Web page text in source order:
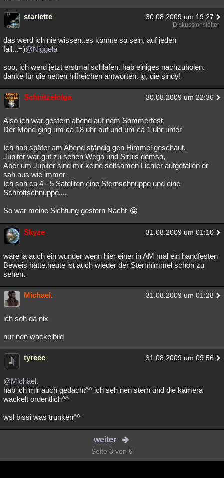
starlette 30.08.2009 um 19:27
Diskussionsleiter
das werd ich nie wissen..es könnte so sein, auf jeden
fall...=)@Niggela
soo, ich werd jetzt erstmal schlafen. hab einiges nachzuholen.
danke für die netten hilfreichen antworten. lg, die sindy!
Schnitzelolga 30.08.2009 um 22:36
Also ich war gestern abend auf nem Sommerfest
Der Mond ging um ca 18 uhr auf und um ca 1 uhr unter
Ich hab später am Abend ständig gen Himmel geschaut.
Jupiter war gut zu sehen Wega und Siruis demso,
Aber um Jupiter sind mir keine seltsamen Lichter aufgefallen er
sah aus wie immer
Ich sah ca 4 - 5 Sateliten eine Sternschnuppe und eine
Schrottschnuppe....
So war meine Sichtung gestern Nacht
Skyze 31.08.2009 um 01:10
wäre ja auch ein wunder wenn hier einer in AM mal ein handfesten
Beweis hätte.heute ist auch wieder der Sternhimmel schön zu
sehen.
Michael. 31.08.2009 um 01:28
ich seh da nix
nur nen wackelbild
tyreec 31.08.2009 um 09:56
@Michael.
hab ich mir auch gedacht^^ ich seh nen stern und die kamera
wackelt ordentlich^^
wsl bissi was trunken^^
weiter
Seite 3 von 5